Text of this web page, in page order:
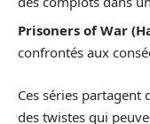
Prisoners of War
confrontés aux
Ces séries partagent
des twistes qui